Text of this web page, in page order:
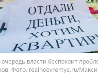
власти беспокоит
realnoevremya.ru/